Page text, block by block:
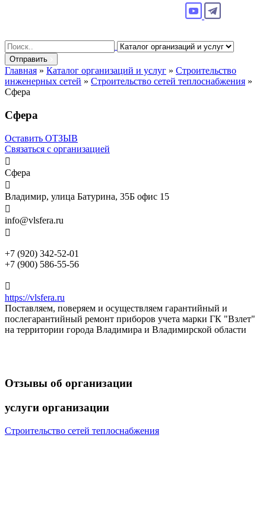
Search
for:
Отправить
Главная » Каталог организаций и услуг » Строительство
инженерных сетей » Строительство сетей теплоснабжения »
Сфера
Сфера
Оставить ОТЗЫВ
Связаться с организацией

Сфера

Владимир, улица Батурина, 35Б офис 15

info@vlsfera.ru

+7 (920) 342-52-01
+7 (900) 586-55-56

https://vlsfera.ru
Поставляем, поверяем и осуществляем гарантийный и
послегарантийный ремонт приборов учета марки ГК "Взлет"
на территории города Владимира и Владимирской области
Отзывы об организации
услуги организации
Строительство сетей теплоснабжения